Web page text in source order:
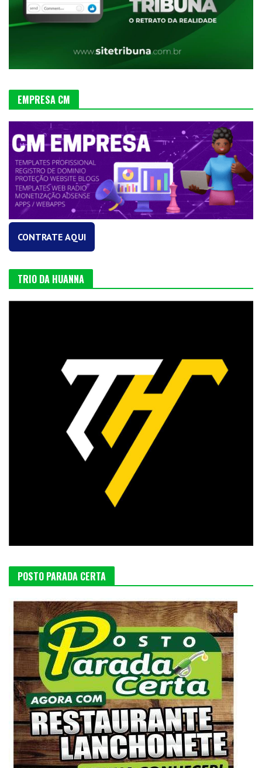
EMPRESA CM
CONTRATE AQUI
TRIO DA HUANNA
POSTO PARADA CERTA